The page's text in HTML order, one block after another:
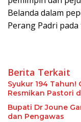
Belanda dalam
Perang Padri
Berita Terkait
Syukur 194 Tahun!
Resmikan Pastori
Bupati Dr Joune
dan Pengawas